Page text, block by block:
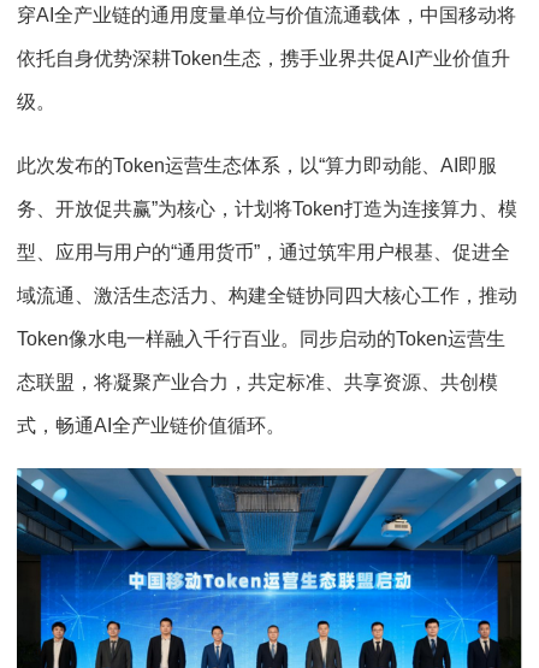
穿AI全产业链的通用度量单位与价值流通载体，中国移动将
依托自身优势深耕Token生态，携手业界共促AI产业价值升
级。
此次发布的Token运营生态体系，以“算力即动能、AI即服
务、开放促共赢”为核心，计划将Token打造为连接算力、模
型、应用与用户的“通用货币”，通过筑牢用户根基、促进全
域流通、激活生态活力、构建全链协同四大核心工作，推动
Token像水电一样融入千行百业。同步启动的Token运营生
态联盟，将凝聚产业合力，共定标准、共享资源、共创模
式，畅通AI全产业链价值循环。